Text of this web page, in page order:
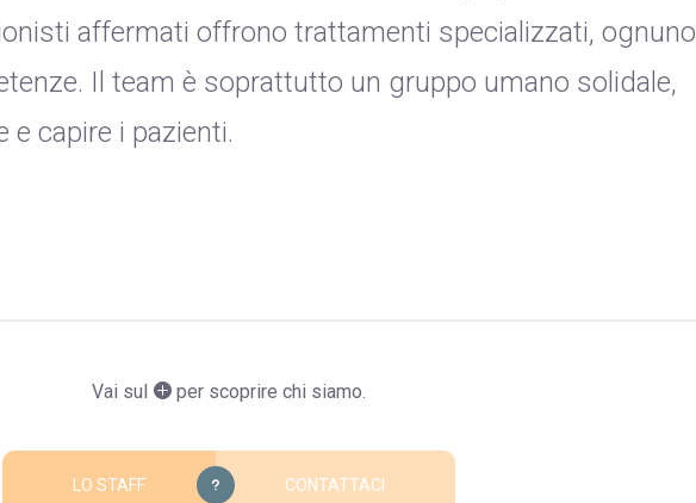
affermati offrono trattamenti specializzati, ognuno
Il team è soprattutto un gruppo umano solidale,
e capire i pazienti.
Vai sul per scoprire chi siamo.
LO STAFF CONTATTACI